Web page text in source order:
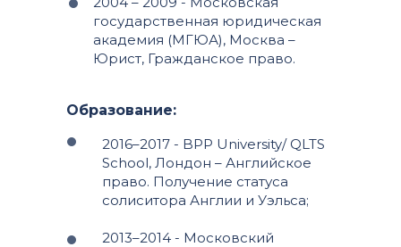
Образование:
государственная юридическая
академия (МГЮА), Москва –
Юрист, Гражданское право.
2016–2017 - BPP University/ QLTS
School, Лондон – Английское
право. Получение статуса
солиситора Англии и Уэльса;
2013–2014 - Московский